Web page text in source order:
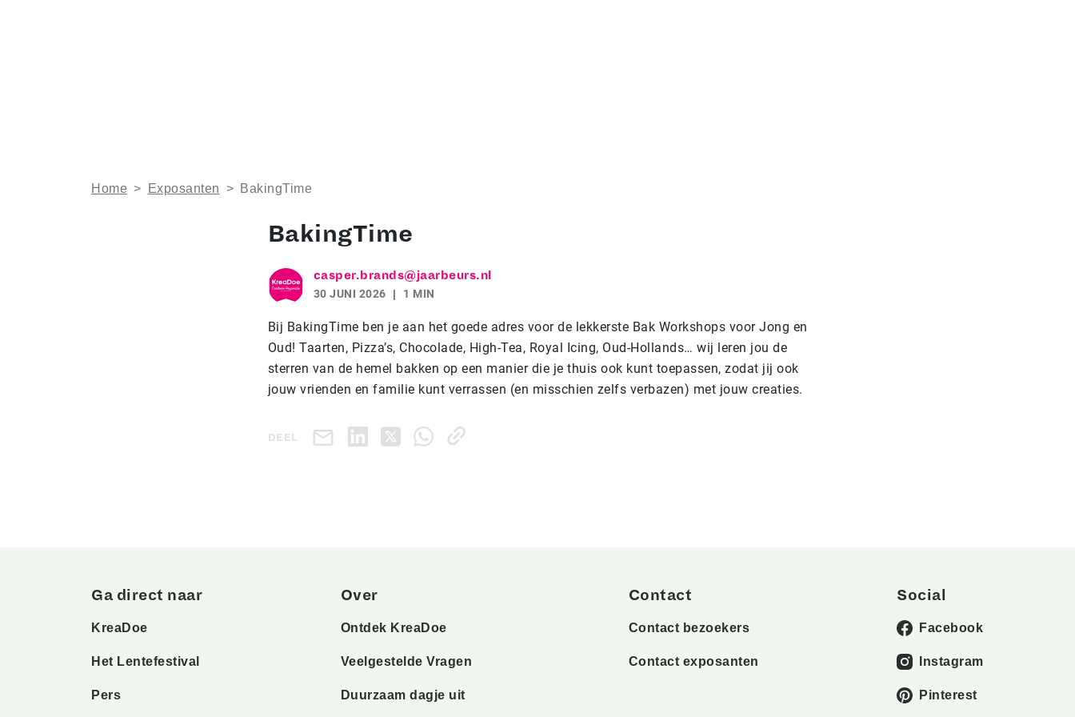
Home > Exposanten > BakingTime
BakingTime
casper.brands@jaarbeurs.nl
30 JUNI 2026
1 MIN
Bij BakingTime ben je aan het goede adres voor de lekkerste Bak Workshops voor Jong en
Oud! Taarten, Pizza’s, Chocolade, High-Tea, Royal Icing, Oud-Hollands… wij leren jou de
sterren van de hemel bakken op een manier die je thuis ook kunt toepassen, zodat jij ook
jouw vrienden en familie kunt verrassen (en misschien zelfs verbazen) met jouw creaties.
DEEL
Ga direct naar
KreaDoe
Het Lentefestival
Pers
Over
Ontdek KreaDoe
Veelgestelde Vragen
Duurzaam dagje uit
Contact
Contact bezoekers
Contact exposanten
Social
Facebook
Instagram
Pinterest